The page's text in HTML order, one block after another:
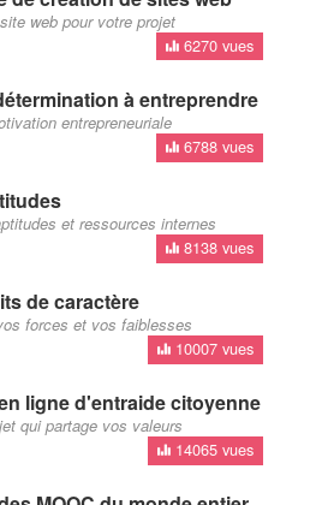
web pour votre projet
6270 vues
à entreprendre
entrepreneuriale
6788 vues
et ressources internes
8138 vues
de caractère
forces et vos faiblesses
10007 vues
ligne d'entraide citoyenne
qui partage vos valeurs
14065 vues